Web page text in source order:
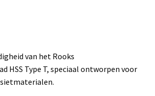
van het Rooks
HSS Type T, speciaal ontworpen voor